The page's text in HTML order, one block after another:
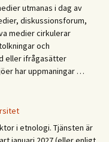
utmanas i dag av
diskussionsforum,
medier cirkulerar
och
eller ifrågasätter
har uppmaningar …
i etnologi. Tjänsten är